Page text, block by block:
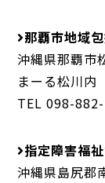
那覇市地域
沖縄県那覇
まーる松川内
TEL 098-
指定障害福
沖縄県島尻郡